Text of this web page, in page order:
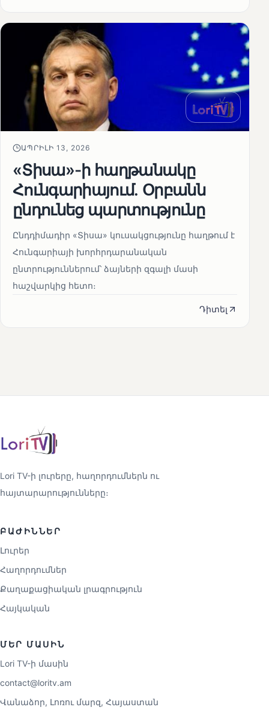
ԱՊՐԻԼԻ 13, 2026
«Տիսա»-ի հաղթանակը
Հունգարիայում․ Օրբանն
ընդունեց պարտությունը
Ընդդիմադիր «Տիսա» կուսակցությունը հաղթում է
Հունգարիայի խորհրդարանական
ընտրություններում՝ ձայների զգալի մասի
հաշվարկից հետո։
Դիտել
Lori TV-ի լուրերը, հաղորդումներն ու
հայտարարությունները։
ԲԱԺԻՆՆԵՐ
Լուրեր
Հաղորդումներ
Քաղաքացիական լրագրություն
Հայկական
ՄԵՐ ՄԱՍԻՆ
Lori TV-ի մասին
contact@loritv.am
Վանաձոր, Լոռու մարզ, Հայաստան